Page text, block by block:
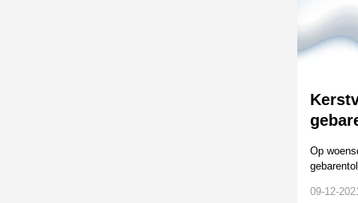
Op
09-12-